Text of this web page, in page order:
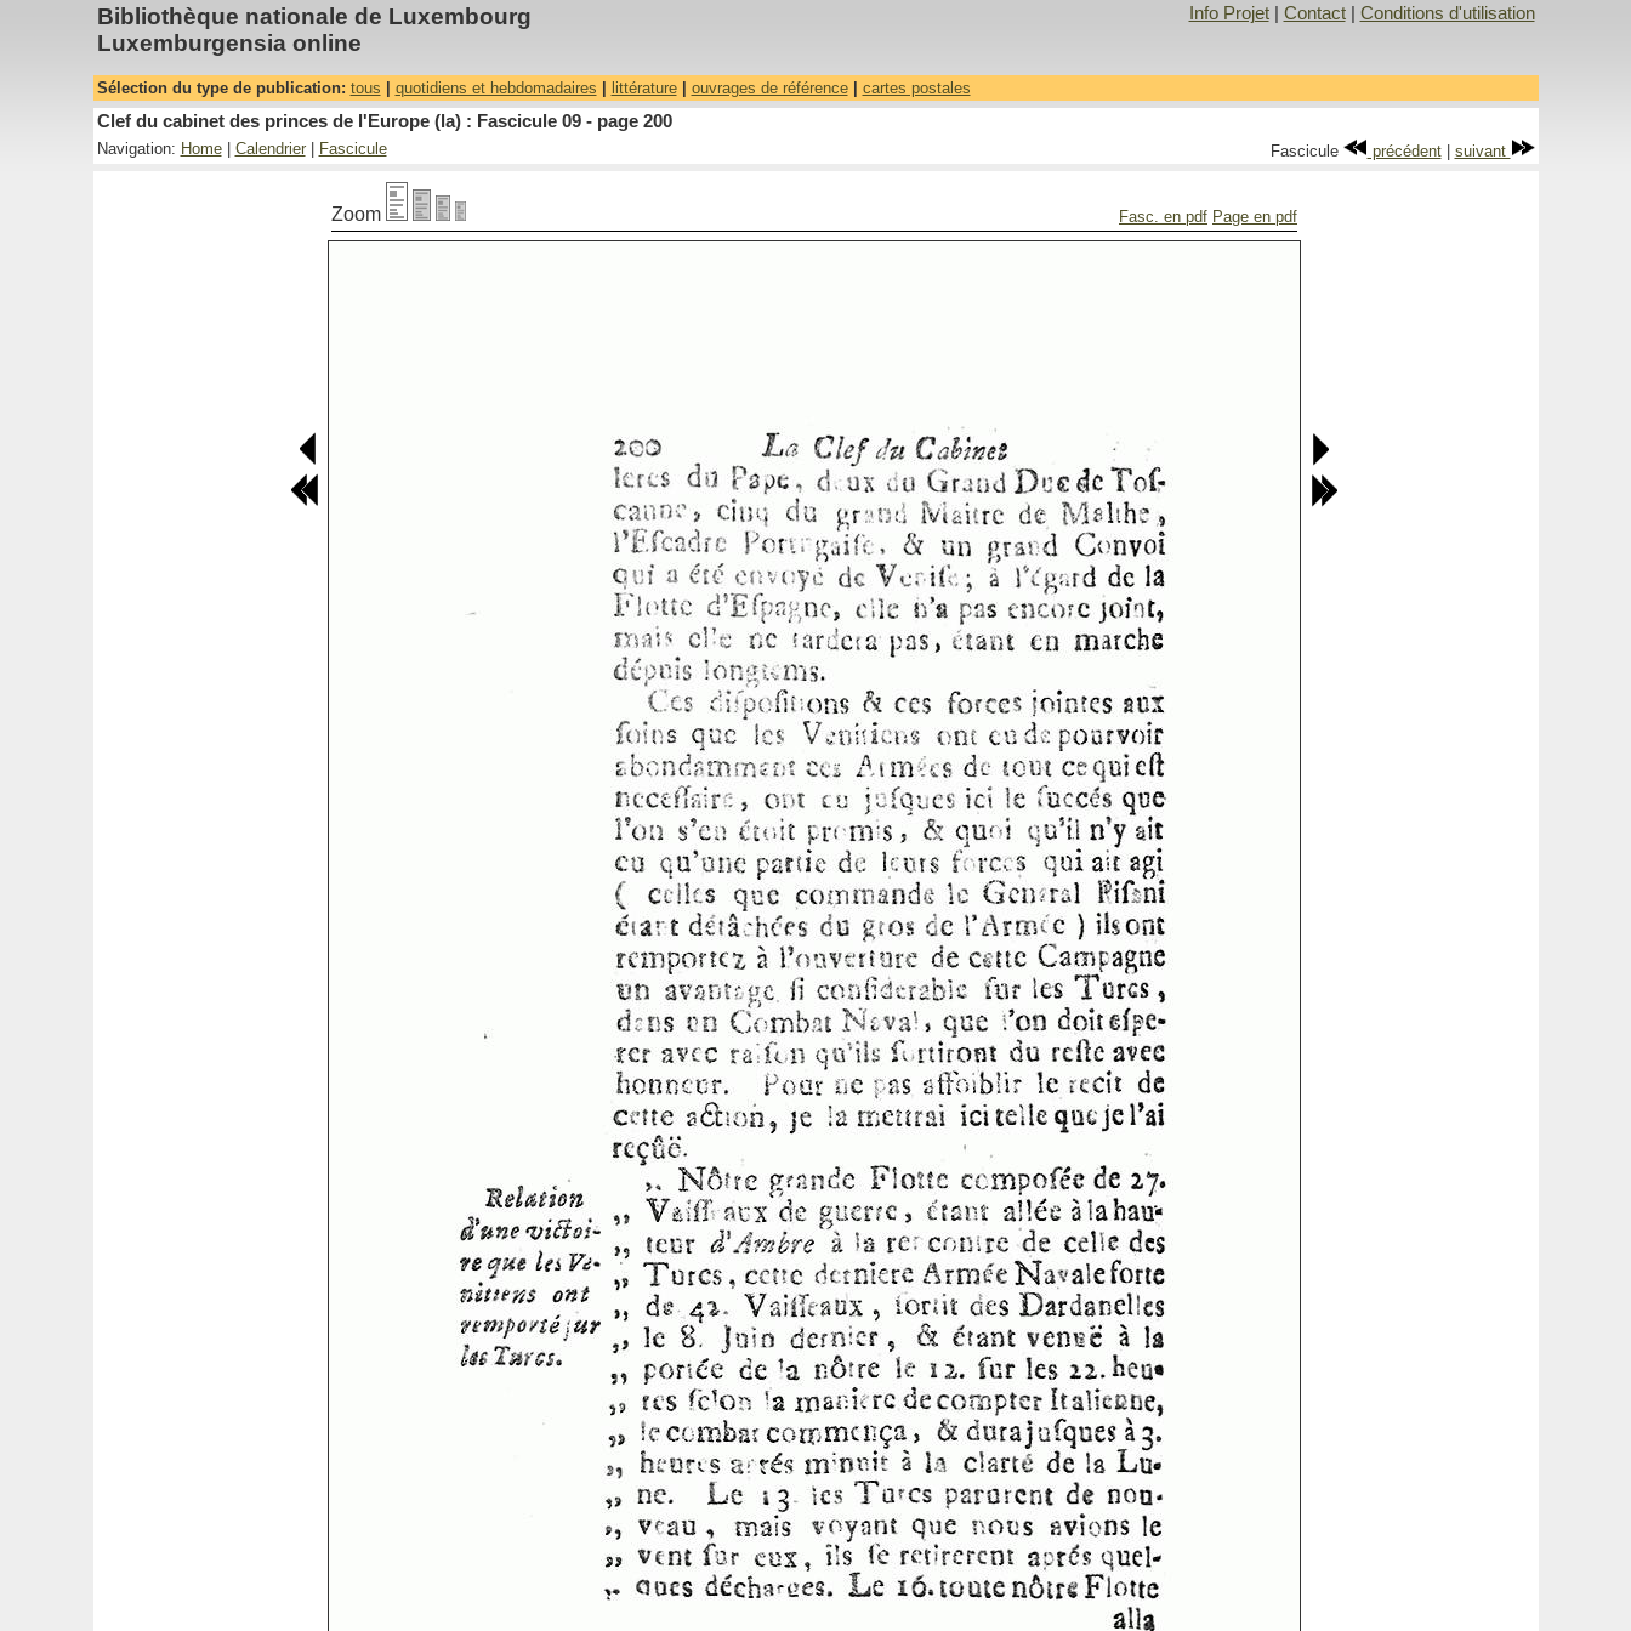
Bibliothèque nationale de Luxembourg
Luxemburgensia online
Info Projet| Contact| Conditions d'utilisation
Sélection du type de publication: tous quotidiens et hebdomadaires littérature| ouvrages de référence| cartes postales
Clef du cabinet des princes de l'Europe (la) : Fascicule 09 - page 200
Navigation: Home| Calendrier| Fascicule Fascicule précédent| suivant
Zoom Fasc. en pdf Page en pdf